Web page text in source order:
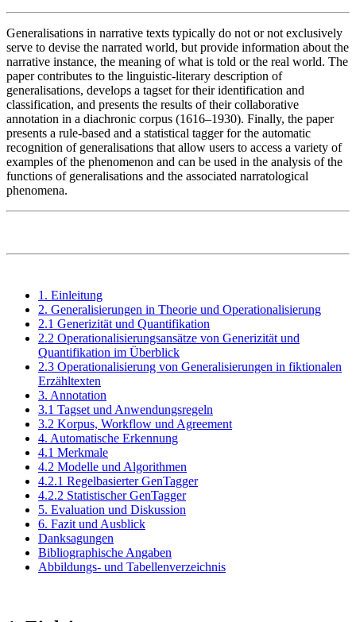
Generalisations in narrative texts typically do not or not exclusively
serve to devise the narrated world, but provide information about the
narrative instance, the meaning of what is told or the real world. The
paper contributes to the linguistic-literary description of
generalisations, develops a tagset for their identification and
classification, and presents the results of their collaborative
annotation in a diachronic corpus (1616–1930). Finally, the paper
presents a rule-based and a statistical tagger for the automatic
recognition of generalisations that allow users to access a variety of
examples of the phenomenon and can be used in the analysis of the
functions of generalisations and the associated narratological
phenomena.
1. Einleitung
2. Generalisierungen in Theorie und Operationalisierung
2.1 Generizität und Quantifikation
2.2 Operationalisierungsansätze von Generizität und
Quantifikation im Überblick
2.3 Operationalisierung von Generalisierungen in fiktionalen
Erzähltexten
3. Annotation
3.1 Tagset und Anwendungsregeln
3.2 Korpus, Workflow und Agreement
4. Automatische Erkennung
4.1 Merkmale
4.2 Modelle und Algorithmen
4.2.1 Regelbasierter GenTagger
4.2.2 Statistischer GenTagger
5. Evaluation und Diskussion
6. Fazit und Ausblick
Danksagungen
Bibliographische Angaben
Abbildungs- und Tabellenverzeichnis